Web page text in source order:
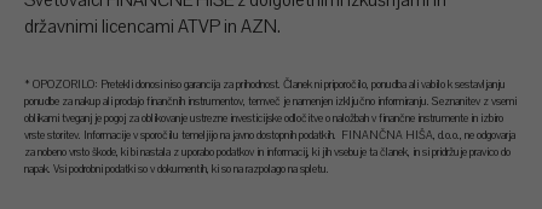
državnimi licencami ATVP in AZN.
* OPOZORILO: Pretekli donosi niso garancija za prihodnost. Članek ni priporočilo, ponudba ali vabilo k sestavljanju
ponudbe za nakup ali prodajo finančnih instrumentov, temveč je namenjen izključno informiranju. Seznanitev z vsemi
oblikami tveganj je pogoj za oblikovanje ustrezne investicijske odločitve o naložbah v finančne instrumente in izbiro
vrste storitev. Informacije v sporočilu temeljijo na javno dostopnih podatkih. FINANČNA HIŠA, d.o.o., ne odgovarja
za nobeno vrsto škode, ki bi nastala z uporabo podatkov in informacij, ki jih vsebuje ta članek, in si pridržuje pravico do
napak. Vsi podrobni podatki so v dokumentih, ki so na razpolago na spletu.